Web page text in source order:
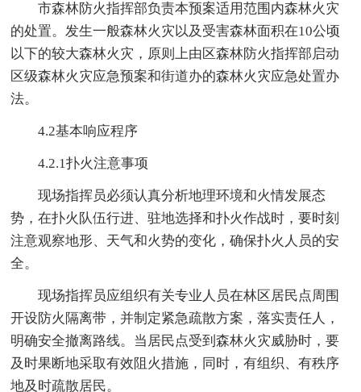
市森林防火指挥部负责本预案适用范围内森林火灾
的处置。发生一般森林火灾以及受害森林面积在10公顷
以下的较大森林火灾，原则上由区森林防火指挥部启动
区级森林火灾应急预案和街道办的森林火灾应急处置办
法。
4.2基本响应程序
4.2.1扑火注意事项
现场指挥员必须认真分析地理环境和火情发展态
势，在扑火队伍行进、驻地选择和扑火作战时，要时刻
注意观察地形、天气和火势的变化，确保扑火人员的安
全。
现场指挥员应组织有关专业人员在林区居民点周围
开设防火隔离带，并制定紧急疏散方案，落实责任人，
明确安全撤离路线。当居民点受到森林火灾威胁时，要
及时果断地采取有效阻火措施，同时，有组织、有秩序
地及时疏散居民。